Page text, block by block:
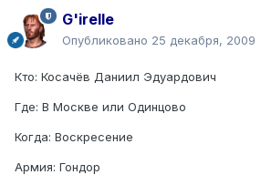
G'irelle
Опубликовано 25 декабря, 2009
Кто: Косачёв Даниил Эдуардович
Где: В Москве или Одинцово
Когда: Воскресение
Армия: Гондор